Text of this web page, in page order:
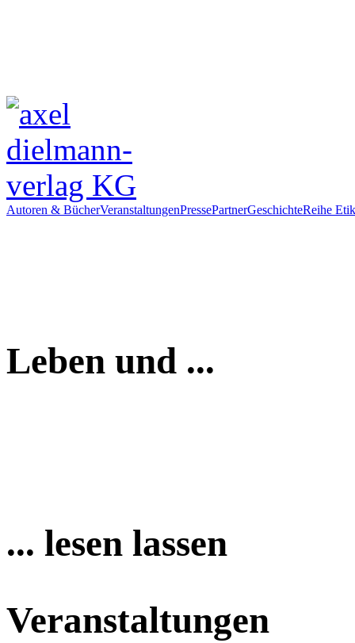
Autoren & BücherVeranstaltungenPressePartnerGeschichteReihe
Leben und ...
... lesen lassen
Veranstaltungen